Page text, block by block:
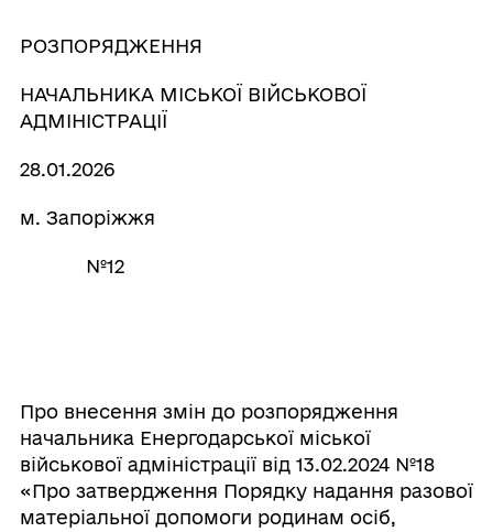
РОЗПОРЯДЖЕННЯ
НАЧАЛЬНИКА МІСЬКОЇ ВІЙСЬКОВОЇ
АДМІНІСТРАЦІЇ
28.01.2026
м. Запоріжжя
№12
Про внесення змін до розпорядження
начальника Енергодарської міської
військової адміністрації від 13.02.2024 №18
«Про затвердження Порядку надання разової
матеріальної допомоги родинам осіб,